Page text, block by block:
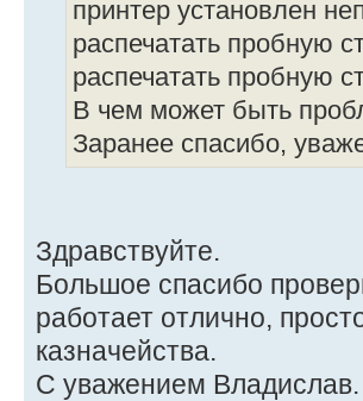
принтер установлен
распечатать пробную
распечатать пробную
В чем может быть
Заранее спасибо,
Здравствуйте.
Большое спасибо
работает отлично,
казначейства.
С уважением Владислав.